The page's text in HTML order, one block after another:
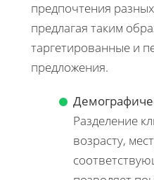
предпочтения
предлагая таким
таргетированные и
предложения.
Разделение
возрасту,